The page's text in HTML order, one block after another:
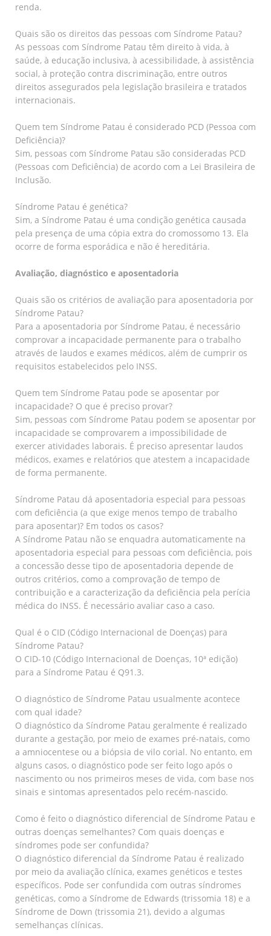
renda.
Quais são os direitos das pessoas com Síndrome Patau?
As pessoas com Síndrome Patau têm direito à vida, à
saúde, à educação inclusiva, à acessibilidade, à assistência
social, à proteção contra discriminação, entre outros
direitos assegurados pela legislação brasileira e tratados
internacionais.
Quem tem Síndrome Patau é considerado PCD (Pessoa com
Deficiência)?
Sim, pessoas com Síndrome Patau são consideradas PCD
(Pessoas com Deficiência) de acordo com a Lei Brasileira de
Inclusão.
Síndrome Patau é genética?
Sim, a Síndrome Patau é uma condição genética causada
pela presença de uma cópia extra do cromossomo 13. Ela
ocorre de forma esporádica e não é hereditária.
Avaliação, diagnóstico e aposentadoria
Quais são os critérios de avaliação para aposentadoria por
Síndrome Patau?
Para a aposentadoria por Síndrome Patau, é necessário
comprovar a incapacidade permanente para o trabalho
através de laudos e exames médicos, além de cumprir os
requisitos estabelecidos pelo INSS.
Quem tem Síndrome Patau pode se aposentar por
incapacidade? O que é preciso provar?
Sim, pessoas com Síndrome Patau podem se aposentar por
incapacidade se comprovarem a impossibilidade de
exercer atividades laborais. É preciso apresentar laudos
médicos, exames e relatórios que atestem a incapacidade
de forma permanente.
Síndrome Patau dá aposentadoria especial para pessoas
com deficiência (a que exige menos tempo de trabalho
para aposentar)? Em todos os casos?
A Síndrome Patau não se enquadra automaticamente na
aposentadoria especial para pessoas com deficiência, pois
a concessão desse tipo de aposentadoria depende de
outros critérios, como a comprovação de tempo de
contribuição e a caracterização da deficiência pela perícia
médica do INSS. É necessário avaliar caso a caso.
Qual é o CID (Código Internacional de Doenças) para
Síndrome Patau?
O CID-10 (Código Internacional de Doenças, 10ª edição)
para a Síndrome Patau é Q91.3.
O diagnóstico de Síndrome Patau usualmente acontece
com qual idade?
O diagnóstico da Síndrome Patau geralmente é realizado
durante a gestação, por meio de exames pré-natais, como
a amniocentese ou a biópsia de vilo corial. No entanto, em
alguns casos, o diagnóstico pode ser feito logo após o
nascimento ou nos primeiros meses de vida, com base nos
sinais e sintomas apresentados pelo recém-nascido.
Como é feito o diagnóstico diferencial de Síndrome Patau e
outras doenças semelhantes? Com quais doenças e
síndromes pode ser confundida?
O diagnóstico diferencial da Síndrome Patau é realizado
por meio da avaliação clínica, exames genéticos e testes
específicos. Pode ser confundida com outras síndromes
genéticas, como a Síndrome de Edwards (trissomia 18) e a
Síndrome de Down (trissomia 21), devido a algumas
semelhanças clínicas.